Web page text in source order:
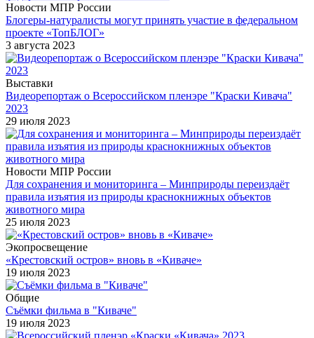
Новости МПР России
Блогеры-натуралисты могут принять участие в федеральном
проекте «ТопБЛОГ»
3 августа 2023
Выставки
Видеорепортаж о Всероссийском пленэре "Краски Кивача"
2023
29 июля 2023
Новости МПР России
Для сохранения и мониторинга – Минприроды переиздаёт
правила изъятия из природы краснокнижных объектов
животного мира
25 июля 2023
Экопросвещение
«Крестовский остров» вновь в «Киваче»
19 июля 2023
Общие
Съёмки фильма в "Киваче"
19 июля 2023